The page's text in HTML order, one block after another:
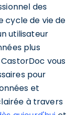
des
cycle de vie de
utilisateur
plus
vous
pour
et
à travers